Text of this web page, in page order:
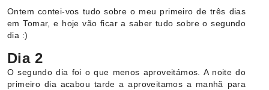
Ontem contei-vos tudo sobre o meu primeiro de três dias
em Tomar, e hoje vão ficar a saber tudo sobre o segundo
dia :)
Dia 2
O segundo dia foi o que menos aproveitámos. A noite do
primeiro dia acabou tarde a aproveitamos a manhã para